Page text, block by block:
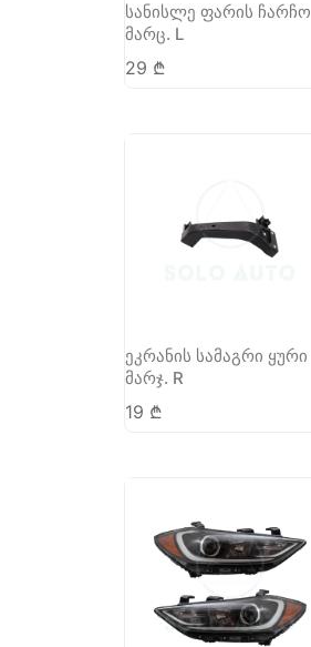
სანისლე ფარის ჩარჩო
მარც. L
29 ₾
ეკრანის სამაგრი ყური
მარჯ. R
19 ₾